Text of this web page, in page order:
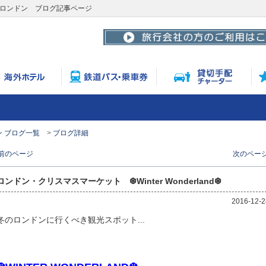
ンドン ブログ記事ページ
ブログ一覧 ブログ詳細
のページ 次のペー
ンドン・クリスマスマーケット ❆Winter Wonderland❆
2016-12-
のロンドンに行くべき観光スポット...